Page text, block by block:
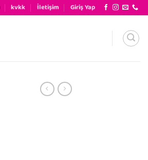
kvkk İletişim Giriş Yap